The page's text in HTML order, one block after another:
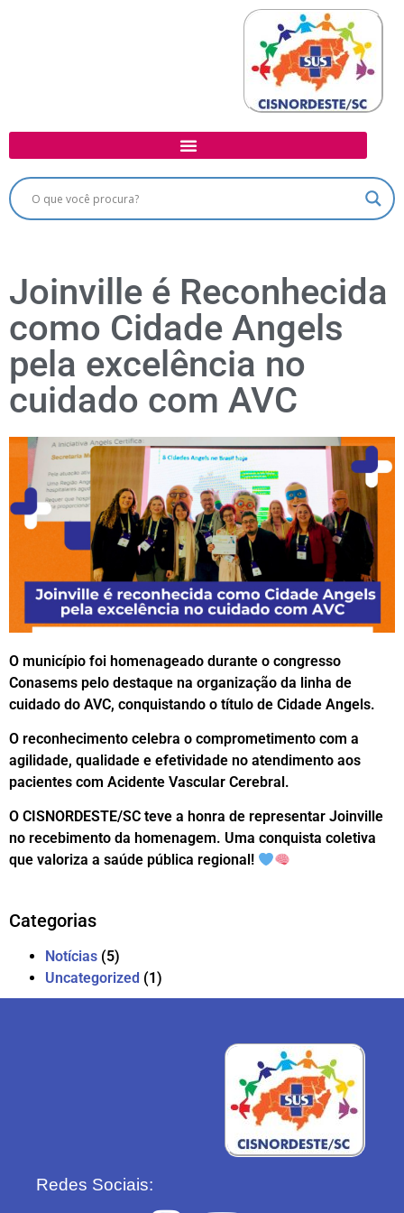
Joinville é Reconhecida
como Cidade Angels
pela excelência no
cuidado com AVC
O município foi homenageado durante o congresso
Conasems pelo destaque na organização da linha de
cuidado do AVC, conquistando o título de Cidade Angels.
O reconhecimento celebra o comprometimento com a
agilidade, qualidade e efetividade no atendimento aos
pacientes com Acidente Vascular Cerebral.
O CISNORDESTE/SC teve a honra de representar Joinville
no recebimento da homenagem. Uma conquista coletiva
que valoriza a saúde pública regional!
Categorias
Notícias (5)
Uncategorized (1)
Redes Sociais: